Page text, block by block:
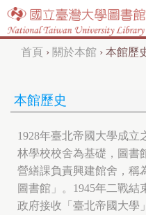
Jump
在
這
裡
首頁 › 關於本館 › 本館歷
本館歷史
1928年臺北帝國大學成立
林學校校舍為基礎，圖書
營繕課負責興建館舍，稱
圖書館」。1945年二戰結
政府接收「臺北帝國大學